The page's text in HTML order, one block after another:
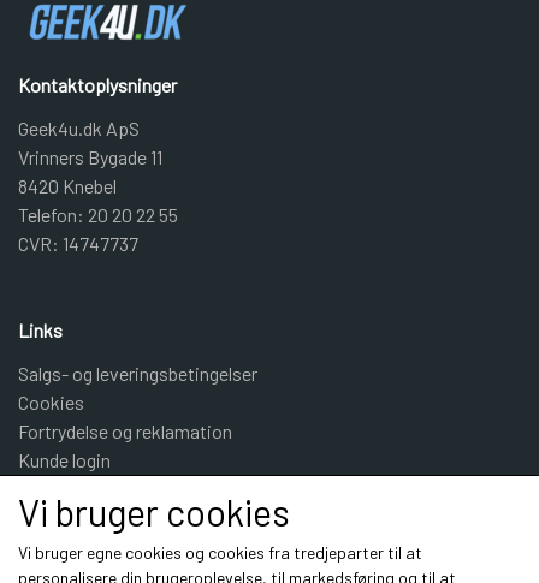
Kontaktoplysninger
Geek4u.dk ApS
Vrinners Bygade 11
8420 Knebel
Telefon: 20 20 22 55
CVR: 14747737
Links
Salgs- og leveringsbetingelser
Cookies
Fortrydelse og reklamation
Kunde login
Kontakt
Vi bruger cookies
Vi bruger egne cookies og cookies fra tredjeparter til at
personalisere din brugeroplevelse, til markedsføring og til at